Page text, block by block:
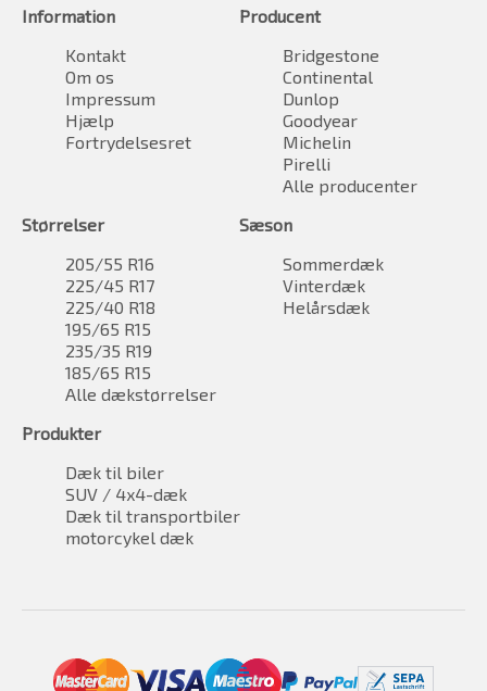
Information
Kontakt
Om os
Impressum
Hjælp
Fortrydelsesret
Producent
Bridgestone
Continental
Dunlop
Goodyear
Michelin
Pirelli
Alle producenter
Størrelser
205/55 R16
225/45 R17
225/40 R18
195/65 R15
235/35 R19
185/65 R15
Alle dækstørrelser
Sæson
Sommerdæk
Vinterdæk
Helårsdæk
Produkter
Dæk til biler
SUV / 4x4-dæk
Dæk til transportbiler
motorcykel dæk